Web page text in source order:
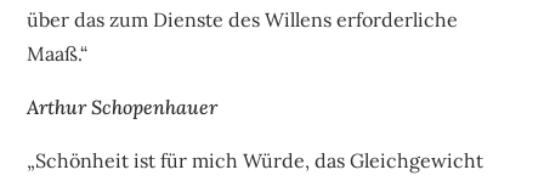
über das zum Dienste des Willens erforderliche
Maaß.“
Arthur Schopenhauer
„Schönheit ist für mich Würde, das Gleichgewicht